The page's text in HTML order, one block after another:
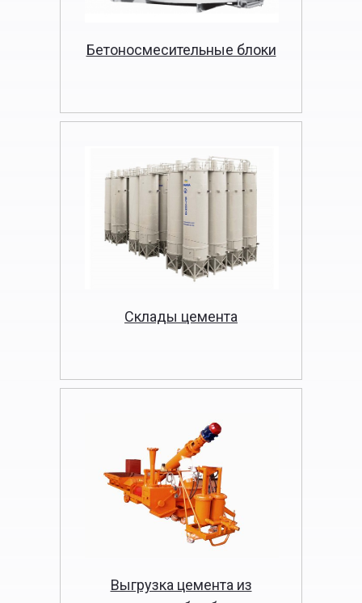
Бетоносмесительные блоки
Склады цемента
Выгрузка цемента из